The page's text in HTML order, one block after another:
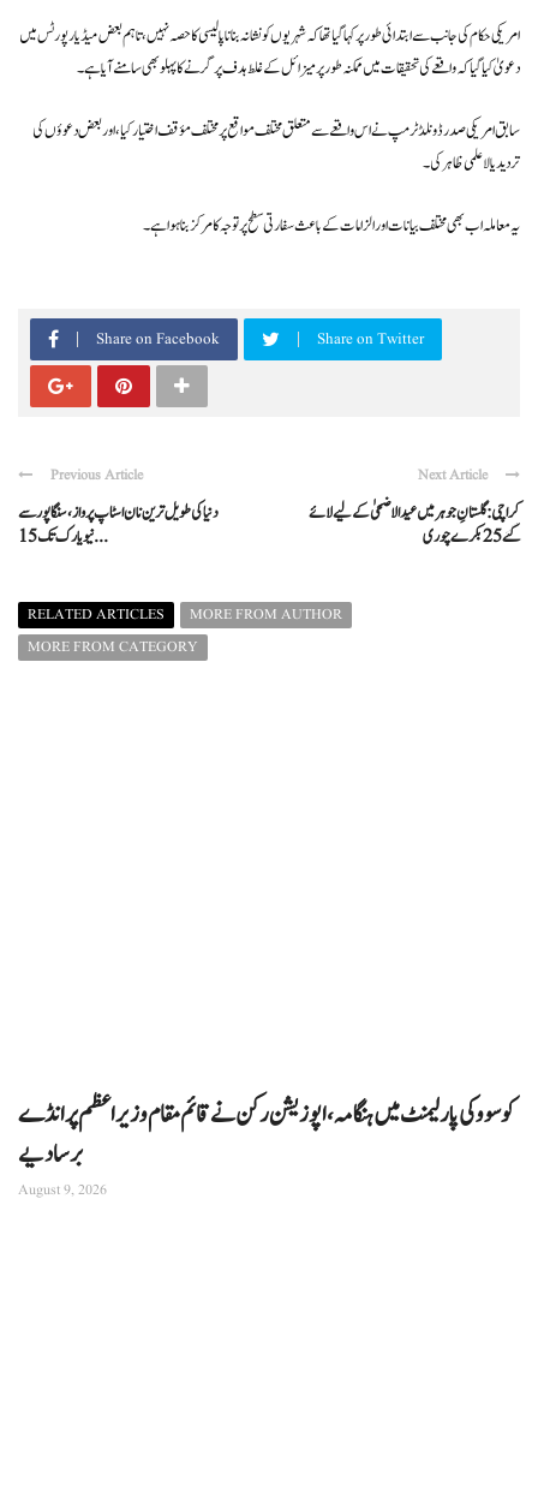
امریکی حکام کی جانب سے ابتدائی طور پر کہا گیا تھا کہ شہریوں کو نشانہ بنانا پالیسی کا حصہ نہیں، تاہم بعض میڈیا رپورٹس میں
دعویٰ کیا گیا کہ واقعے کی تحقیقات میں ممکنہ طور پر میزائل کے غلط ہدف پر گرنے کا پہلو بھی سامنے آیا ہے۔
سابق امریکی صدر ڈونلڈ ٹرمپ نے اس واقعے سے متعلق مختلف مواقع پر مختلف مؤقف اختیار کیا، اور بعض دعوؤں کی
تردید یا لاعلمی ظاہر کی۔
یہ معاملہ اب بھی مختلف بیانات اور الزامات کے باعث سفارتی سطح پر توجہ کا مرکز بنا ہوا ہے۔
Share on Facebook Share on Twitter
Previous Article
دنیا کی طویل ترین نان اسٹاپ پرواز، سنگاپور سے
نیویارک تک 15 ...
Next Article
کراچی: گلستانِ جوہر میں عیدالاضحیٰ کے لیے لائے
گئے 25 بکرے چوری
RELATED ARTICLES
MORE FROM AUTHOR
MORE FROM CATEGORY
کوسوو کی پارلیمنٹ میں ہنگامہ، اپوزیشن رکن نے قائم مقام وزیراعظم پر انڈے
برسا دیے
August 9, 2026